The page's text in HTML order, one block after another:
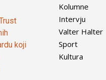
koji
Kolumne
Intervju
Valter Halter
Sport
Kultura